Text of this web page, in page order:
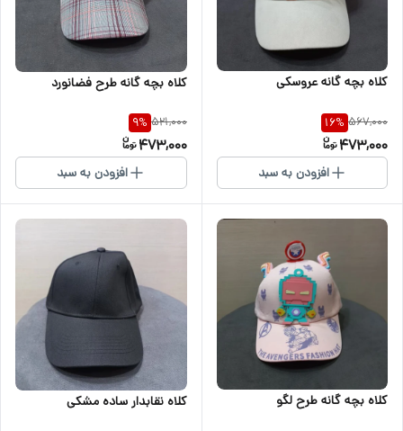
کلاه بچه گانه عروسکی
567,000
16%
473,000
افزودن به سبد
کلاه بچه گانه طرح فضانورد
521,000
9%
473,000
افزودن به سبد
کلاه بچه گانه طرح لگو کلاه نقابدار ساده مشکی